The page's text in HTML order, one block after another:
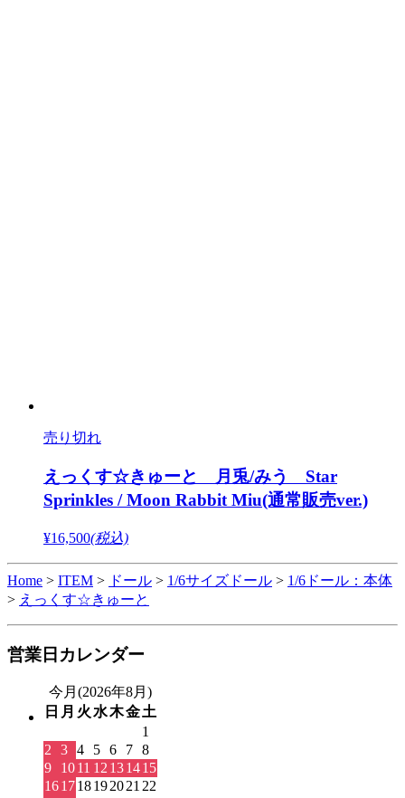
売り切れ
えっくす☆きゅーと 月兎/みう Star
Sprinkles / Moon Rabbit Miu(通常販売ver.)
¥16,500(税込)
Home > ITEM > ドール > 1/6サイズドール > 1/6ドール：本体
> えっくす☆きゅーと
営業日カレンダー
今月(2026年8月)
日 月 火 水木金土
1
2
3 4 5 6 7 8
9
1011 12 131415
161718192021 22